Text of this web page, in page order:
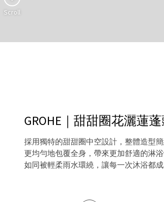
Scroll
GROHE｜甜甜圈花灑蓮
採用獨特的甜甜圈中空設計，整體造型
更均勻地包覆全身，帶來更加舒適的淋
如同被輕柔雨水環繞，讓每一次沐浴都成